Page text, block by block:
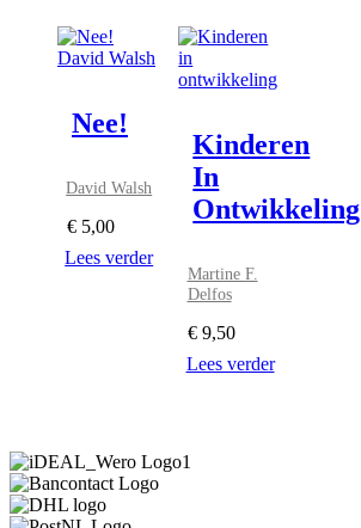
Nee!
David Walsh
€ 5,00
Lees verder
Kinderen
In
Ontwikkeling
Martine F.
Delfos
€ 9,50
Lees verder